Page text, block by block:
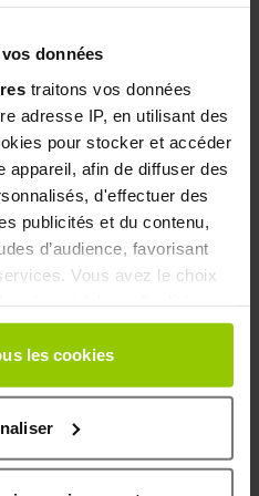
données
traitons vos données
adresse IP, en utilisant des
pour stocker et accéder
appareil, afin de diffuser des
d'effectuer des
publicités et du contenu,
d’audience, favorisant
Vous avez le choix
votre consentement à
Déclaration relative aux
de confidentialité.
également :
sur votre localisation
être précises à plusieurs
les cookies
Dépense
Modérée
postural
Variable
Plaisir et
mouvement
-
Régénération
tissulaire
et perte de poids :
modifie
demandent beaucoup
quotidien. Plus ce tissu est
des calories